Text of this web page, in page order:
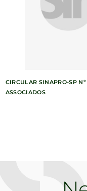
CIRCULAR SINAPRO-SP
ASSOCIADOS